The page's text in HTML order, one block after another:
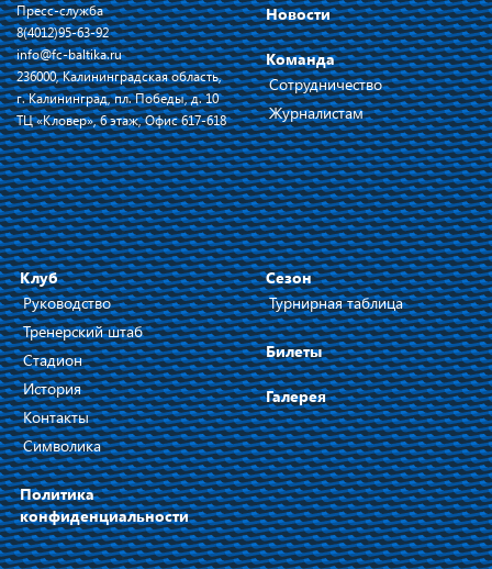
Пресс-служба
8(4012)95-63-92
info@fc-baltika.ru
236000, Калининградская область,
г. Калининград, пл. Победы, д. 10
ТЦ «Кловер», 6 этаж, Офис 617-618
Новости
Команда
Сотрудничество
Журналистам
Клуб
Руководство
Тренерский штаб
Стадион
История
Контакты
Символика
Политика
конфиденциальности
Сезон
Турнирная таблица
Билеты
Галерея